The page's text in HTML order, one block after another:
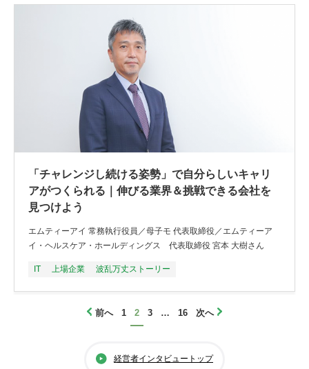
「チャレンジし続ける姿勢」で自分らしいキャリ
アがつくられる｜伸びる業界＆挑戦できる会社を
見つけよう
エムティーアイ 常務執行役員／母子モ 代表取締役／エムティーア
イ・ヘルスケア・ホールディングス 代表取締役 宮本 大樹さん
IT 上場企業 波乱万丈ストーリー
前へ 1 2 3 … 16 次へ
経営者インタビュートップ